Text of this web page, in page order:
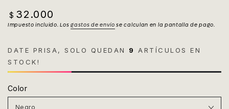
Precio
regular
$ 32.000
Impuesto incluido. Losgastos de envío se calculan en la pantalla de pago.
DATE PRISA, SOLO QUEDAN 9
ARTÍCULOS EN
STOCK!
Color